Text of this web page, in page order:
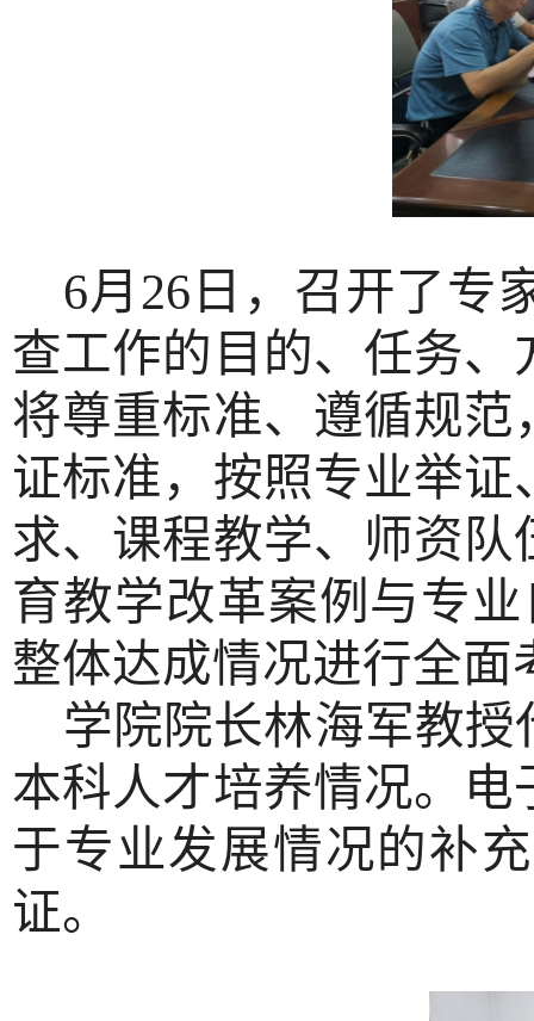
6月26日，召开了专
查工作的目的、任务
将尊重标准、遵循规
证标准，按照专业举
求、课程教学、师资
育教学改革案例与专
整体达成情况进行全
学院院长林海军教
本科人才培养情况。
于专业发展情况的补
证。